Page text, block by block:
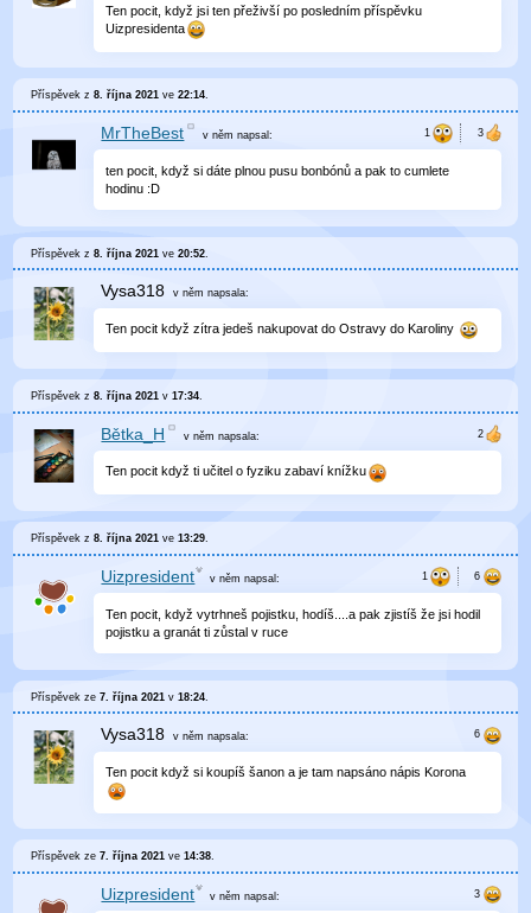
Ten pocit, když jsi ten přeživší po posledním příspěvku
Uizpresidenta
Příspěvek z8. října 2021 ve22:14.
MrTheBest v němnapsal:
ten pocit, když si dáte plnou pusu bonbónů a pak to cumlete
hodinu :D
Příspěvek z8. října 2021 ve20:52
Vysa318 v něm napsala:
Ten pocit když zítra jedeš nakupovat do Ostravy do Karoliny
Příspěvek z8. října 2021 v17:34
Bětka_H v němnapsala:
Ten pocit když ti učitel o fyziku zabaví knížku
Příspěvek z8. října 2021 ve13:29.
Uizpresident v něm napsal:
Ten pocit, když vytrhneš pojistku, hodíš....a pak zjistíš že jsi hodil
pojistku a granát ti zůstal v ruce
Příspěvek ze7. října 2021 v18:24
Vysa318 v něm napsala:
Ten pocit když si koupíš šanon a je tam napsáno nápis Korona
Příspěvek ze7. října 2021 ve14:38.
Uizpresident v něm napsal: